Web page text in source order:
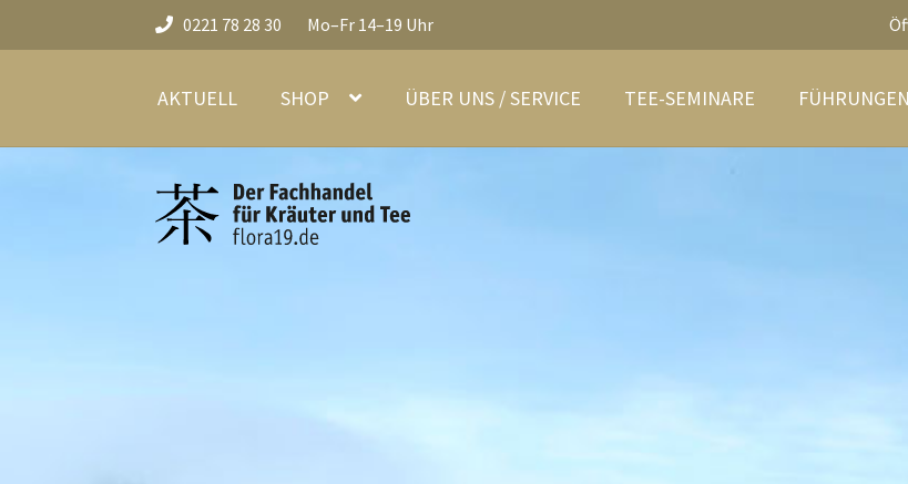
0221 78 28 30 Mo–Fr 14–19 Uhr
Navigation
Inhalt
AKTUELL SHOP ÜBER UNS / SERVICE TEE-SEMINARE FÜHRUNGEN